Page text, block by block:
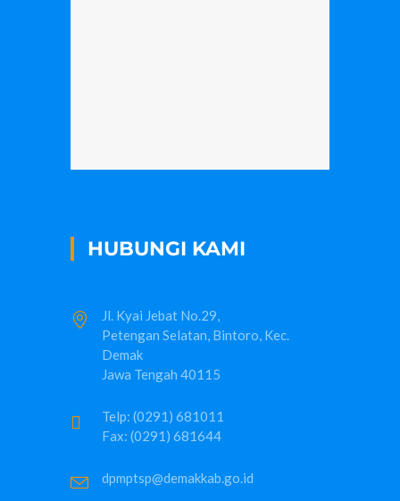
HUBUNGI KAMI
Jl. Kyai Jebat No.29,
Petengan Selatan, Bintoro, Kec.
Demak
Jawa Tengah 40115
Telp: (0291) 681011
Fax: (0291) 681644
dpmptsp@demakkab.go.id